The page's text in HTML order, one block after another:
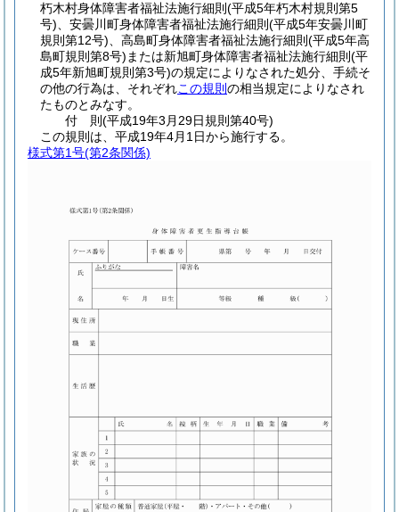
朽木村身体障害者福祉法施行細則 (平成5年朽木村規則第5
号) 、安曇川町身体障害者福祉法施行細則 (平成5年安曇川町
規則第12号) 、高島町身体障害者福祉法施行細則 (平成5年高
島町規則第8号) または新旭町身体障害者福祉法施行細則 (平
成5年新旭町規則第3号)の規定によりなされた処分、手続そ
の他の行為は、それぞれこの規則 の相当規定によりなされ
たものとみなす。
付 則(平成19年3月29日規則第40号)
この規則は、平成19年4月1日から施行する。
様式第1号(第2条関係)